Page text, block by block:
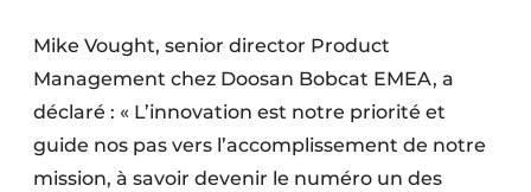
Mike Vought, senior director Product
Management chez Doosan Bobcat EMEA, a
déclaré : « L’innovation est notre priorité et
guide nos pas vers l’accomplissement de notre
mission, à savoir devenir le numéro un des